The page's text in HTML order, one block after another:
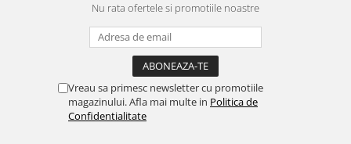
Nu rata ofertele si promotiile noastre
Vreau sa primesc newsletter cu promotiile
magazinului. Afla mai multe in Politica de
Confidentialitate